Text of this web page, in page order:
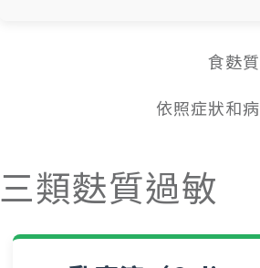
食麩
依照症狀和
三類麩質過敏